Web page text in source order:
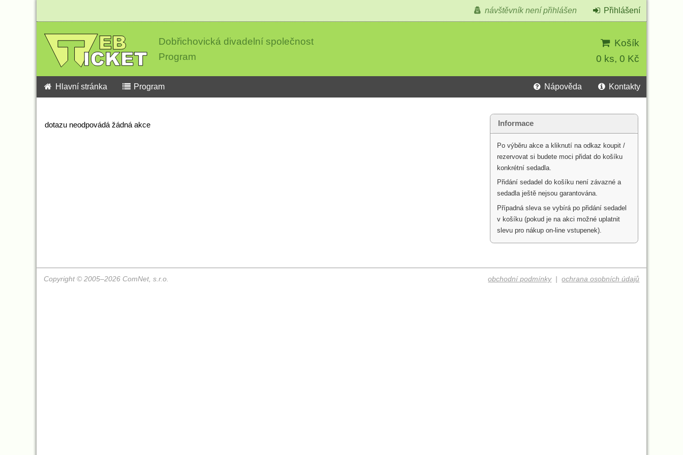
Dobřichovická divadelní společnost
Program
Košík
0 ks, 0 Kč
návštěvník není přihlášen Přihlášení
Hlavní stránka Program Nápověda Kontakty
Informace
Po výběru akce a kliknutí na odkaz koupit /
rezervovat si budete moci přidat do košíku
konkrétní sedadla.
Přidání sedadel do košíku není závazné a
sedadla ještě nejsou garantována.
Případná sleva se vybírá po přidání sedadel
v košíku (pokud je na akci možné uplatnit
slevu pro nákup on-line vstupenek).
dotazu neodpovádá žádná akce
obchodní podmínky|ochrana osobních údajů
Copyright © 2005–2026 ComNet, s.r.o.